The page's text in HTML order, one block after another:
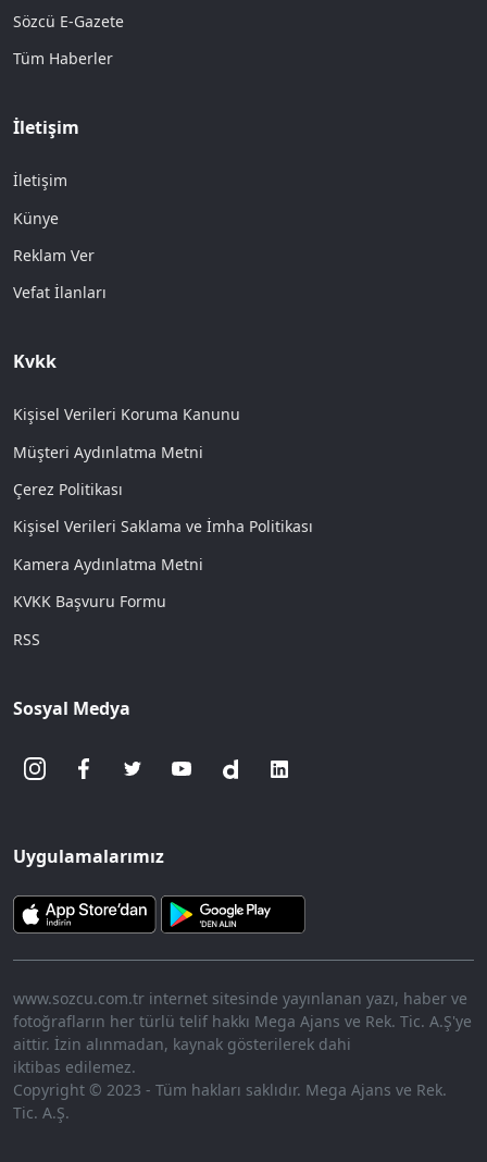
Sözcü E-Gazete
Tüm Haberler
İletişim
İletişim
Künye
Reklam Ver
Vefat İlanları
Kvkk
Kişisel Verileri Koruma Kanunu
Müşteri Aydınlatma Metni
Çerez Politikası
Kişisel Verileri Saklama ve İmha Politikası
Kamera Aydınlatma Metni
KVKK Başvuru Formu
RSS
Sosyal Medya
Uygulamalarımız
www.sozcu.com.tr internet sitesinde yayınlanan yazı, haber ve
fotoğrafların her türlü telif hakkı Mega Ajans ve Rek. Tic. A.Ş'ye
aittir. İzin alınmadan, kaynak gösterilerek dahi
iktibas edilemez.
Copyright © 2023 - Tüm hakları saklıdır. Mega Ajans ve Rek.
Tic. A.Ş.